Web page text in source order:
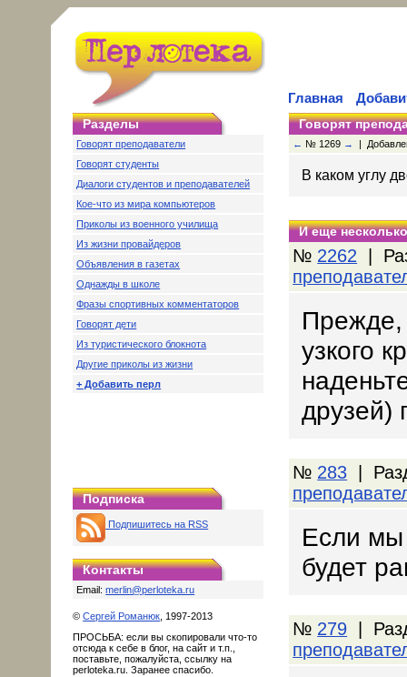
Главная
Разделы
Говорят преподаватели
Говорят студенты
Диалоги студентов и преподавателей
Кое-что из мира компьютеров
Приколы из военного училища
Из жизни провайдеров
Объявления в газетах
Однажды в школе
Фразы спортивных комментаторов
Говорят дети
Из туристического блокнота
Другие приколы из жизни
+ Добавить перл
Подписка
Подпишитесь на RSS
Контакты
Email:merlin@perloteka.ru
©Сергей Романюк , 1997-2013
ПРОСЬБА: если вы скопировали что-то
отсюда к себе в блог, на сайт и т.п.,
поставьте, пожалуйста, ссылку на
perloteka.ru. Заранее спасибо.
Говорят
← № 1269 → |
В каком углу
И еще
№ 2262 |
Прежде,
узкого
друзей)
№ 283 |
Если мы
будет
№ 279 |